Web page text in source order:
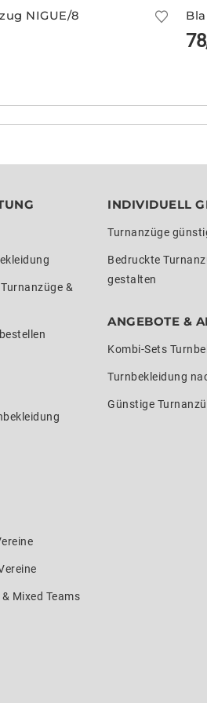
NIGUE/8
&
Mixed Teams
INDIVIDUELL
Turnanzüge
Bedruckte
gestalten
ANGEBOTE &
Kombi-Sets
Turnbekleidung
Günstige